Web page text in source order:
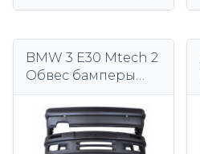
BMW 3 E30 Mtech 2
Обвес бамперы
BODYKIT E30 седан